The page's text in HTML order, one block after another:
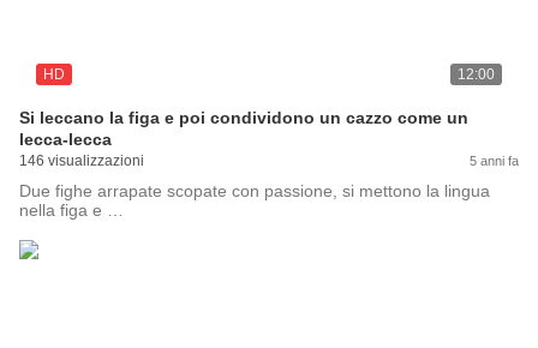
HD 12:00
Si leccano la figa e poi condividono un cazzo come un
lecca-lecca
146 visualizzazioni 5 anni fa
Due fighe arrapate scopate con passione, si mettono la lingua
nella figa e …